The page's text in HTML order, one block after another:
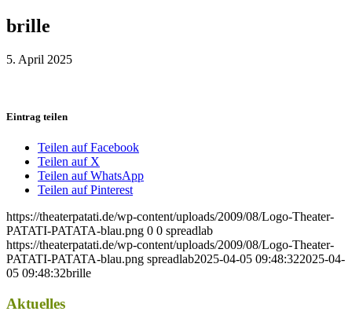
brille
5. April 2025
Eintrag teilen
Teilen auf Facebook
Teilen auf X
Teilen auf WhatsApp
Teilen auf Pinterest
https://theaterpatati.de/wp-content/uploads/2009/08/Logo-Theater-
PATATI-PATATA-blau.png 0 0 spreadlab
https://theaterpatati.de/wp-content/uploads/2009/08/Logo-Theater-
PATATI-PATATA-blau.png spreadlab2025-04-05 09:48:322025-04-
05 09:48:32brille
Aktuelles